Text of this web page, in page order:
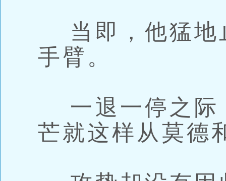
当即，他猛地
手臂。
一退一停之际
芒就这样从莫德